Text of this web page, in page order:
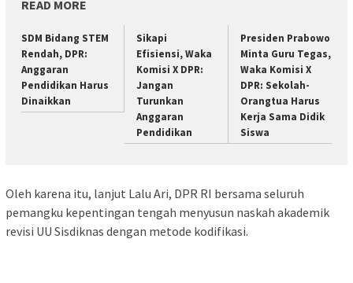
READ MORE
SDM Bidang STEM
Rendah, DPR:
Anggaran
Pendidikan Harus
Dinaikkan
Sikapi
Efisiensi, Waka
Komisi X DPR:
Jangan
Turunkan
Anggaran
Pendidikan
Presiden Prabowo
Minta Guru Tegas,
Waka Komisi X
DPR: Sekolah-
Orangtua Harus
Kerja Sama Didik
Siswa
Oleh karena itu, lanjut Lalu Ari, DPR RI bersama seluruh
pemangku kepentingan tengah menyusun naskah akademik
revisi UU Sisdiknas dengan metode kodifikasi.